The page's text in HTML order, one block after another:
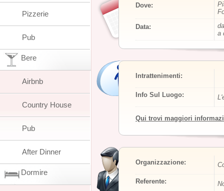
Dove:
Data:
a
Intrattenimenti:
Info Sul Luogo:
Qui trovi maggiori
Organizzazione:
Referente:
Pizzerie
Pub
Bere
Airbnb
Country House
Pub
After Dinner
Dormire